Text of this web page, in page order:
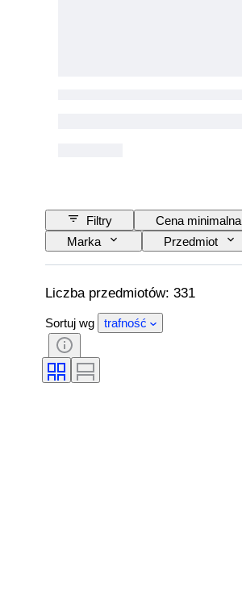
Filtry Cena minimalna
Marka
Przedmiot
Technika
Podpis
Liczba przedmiotów: 331
Sortuj wg trafność